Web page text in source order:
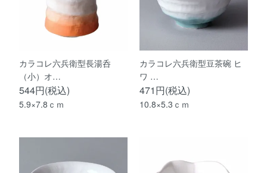
カラコレ六兵衛型長湯呑
（小）オ…
544円(税込)
5.9×7.8ｃｍ
カラコレ六兵衛型豆茶碗 ヒ
ワ …
471円(税込)
10.8×5.3ｃｍ